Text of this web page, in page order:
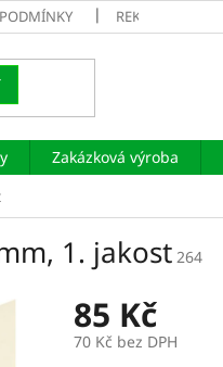
REKLAMAČÍ ŘÁD
Zakázková výroba
1. jakost 264
85 Kč
70 Kč bez DPH